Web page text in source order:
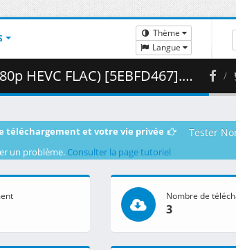
Thème
Langue
( 370.24 MB )
téléchargement et votre vie privée Tester
un problème. Consulter la page tutoriel
Nombre de
3